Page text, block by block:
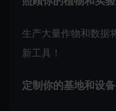
生产大量作物和数据
新工具！
定制你的基地和设备